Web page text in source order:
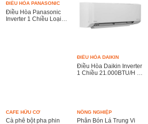
ĐIỀU HÒA PANASONIC
Điều Hòa Panasonic
Inverter 1 Chiều Loại
ĐIỀU HÒA DAIKIN
Điều Hòa Daikin Inverter
1 Chiều 21.000BTU/H –
CAFE HỮU CƠ
Cà phê bột pha phin
NÔNG NGHIỆP
Phân Bón Lá Trung Vi